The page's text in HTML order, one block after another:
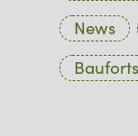
News